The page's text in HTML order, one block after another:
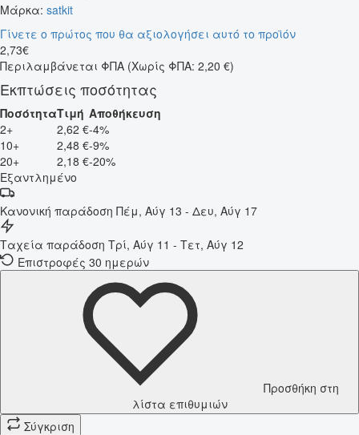
Μάρκα: satkit
Γίνετε ο πρώτος που θα αξιολογήσει αυτό το προϊόν
2,73€
Περιλαμβάνεται ΦΠΑ (Χωρίς ΦΠΑ: 2,20 €)
Εκπτώσεις ποσότητας
ΠοσότηταΤιμή Αποθήκευση
2+
2,62 €-4%
10+
2,48 €-9%
20+
2,18 €-20%
Εξαντλημένο
Κανονική παράδοση Πέμ, Αύγ 13 - Δευ, Αύγ 17
Ταχεία παράδοση Τρί, Αύγ 11 - Τετ, Αύγ 12
Επιστροφές 30 ημερών
Προσθήκη στη
λίστα επιθυμιών
Σύγκριση